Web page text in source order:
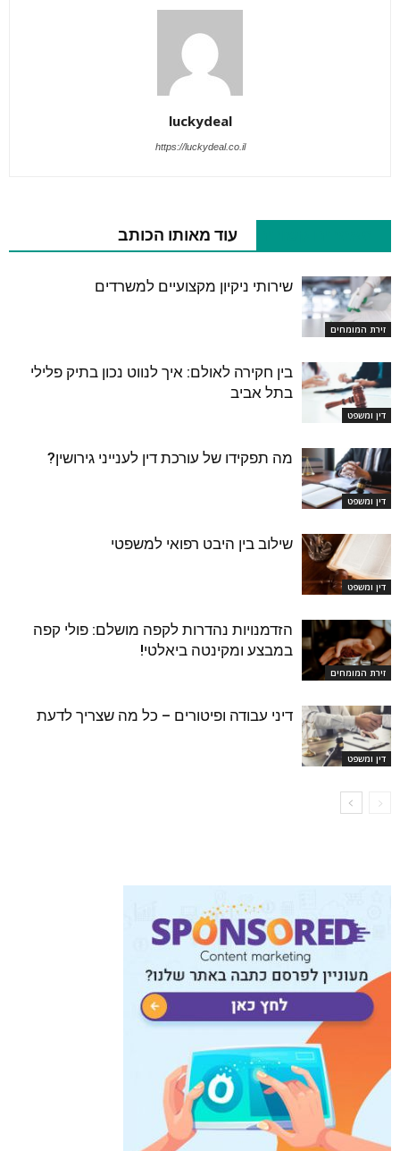
luckydeal
https://luckydeal.co.il
עוד מאותו הכותב
זירת המומחים
שירותי ניקיון מקצועיים למשרדים
דין ומשפט
בין חקירה לאולם: איך לנווט נכון בתיק פלילי
בתל אביב
דין ומשפט
מה תפקידו של עורכת דין לענייני גירושין?
דין ומשפט
שילוב בין היבט רפואי למשפטי
זירת המומחים
הזדמנויות נהדרות לקפה מושלם: פולי קפה
במבצע ומקינטה ביאלטי!
דין ומשפט
דיני עבודה ופיטורים – כל מה שצריך לדעת